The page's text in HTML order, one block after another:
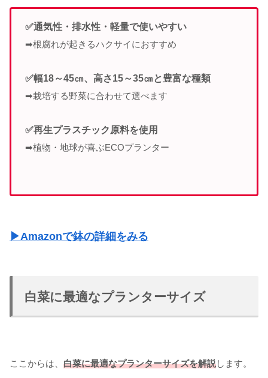
✅通気性・排水性・軽量で使いやすい
➡根腐れが起きるハクサイにおすすめ
✅幅18～45㎝、高さ15～35㎝と豊富な種類
➡栽培する野菜に合わせて選べます
✅再生プラスチック原料を使用
➡植物・地球が喜ぶECOプランター
▶Amazonで鉢の詳細をみる
白菜に最適なプランターサイズ
ここからは、 白菜に最適なプランターサイズを解説します。